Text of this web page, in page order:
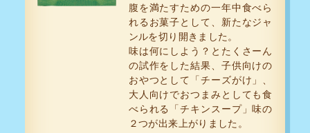
腹を満たすための一年中食べら
れるお菓子として、新たなジャ
ンルを切り開きました。
味は何にしよう？とたくさーん
の試作をした結果、子供向けの
おやつとして「チーズがけ」、
大人向けでおつまみとしても食
べられる「チキンスープ」味の
２つが出来上がりました。